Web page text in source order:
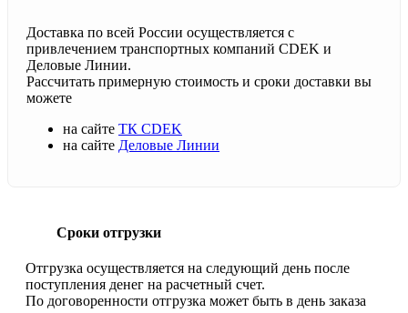
Доставка по всей России осуществляется с
привлечением транспортных компаний CDEK и
Деловые Линии.
Рассчитать примерную стоимость и сроки доставки вы
можете
на сайте ТК CDEK
на сайте Деловые Линии
Сроки отгрузки
Отгрузка осуществляется на следующий день после
поступления денег на расчетный счет.
По договоренности отгрузка может быть в день заказа